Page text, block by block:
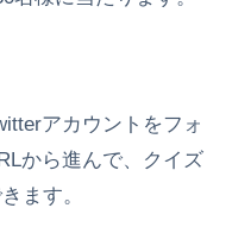
アカウントをフォ
から進んで、クイズ
ます。